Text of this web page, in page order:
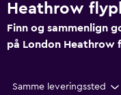
Heathrow
Finn og sammenlign
på London Heathrow
Samme leveringssted